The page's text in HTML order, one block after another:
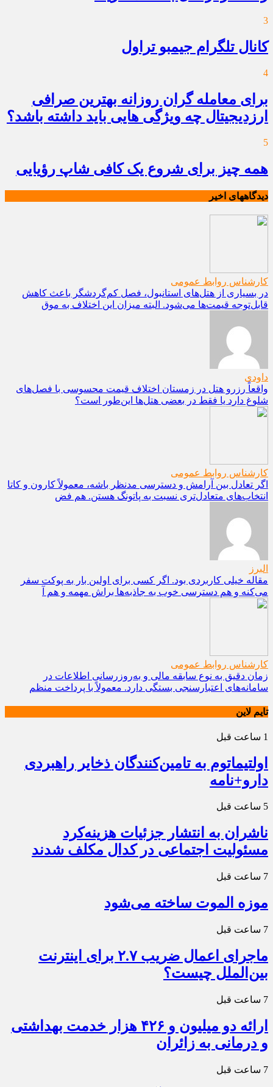
3
کانال تلگرام جیمبو تراول
4
برای معامله گران روزانه بهترین صرافی
ارزدیجیتال چه ویژگی هایی باید داشته باشد؟
5
همه چیز برای شروع یک کافی شاپ رؤیایی
دیدگاههای اخیر
کارشناس روابط عمومی
در بسیاری از هتل‌های استانبول، فصل کم‌گردشگر باعث کاهش
قابل‌توجه قیمت‌ها می‌شود. البته میزان این اختلاف به موق
داودی
واقعاً رزرو هتل در زمستان اختلاف قیمت محسوسی با فصل‌های
شلوغ دارد یا فقط در بعضی هتل‌ها این‌طور است؟
کارشناس روابط عمومی
اگر تعادل بین آرامش و دسترسی مدنظر باشه، معمولاً کارون و کاتا
انتخاب‌های متعادل‌تری نسبت به پاتونگ هستن. هم فض
البرز
مقاله خیلی کاربردی بود. اگر کسی برای اولین بار به پوکت سفر
می‌کنه و هم دسترسی خوب به جاذبه‌ها براش مهمه و هم آ
کارشناس روابط عمومی
زمان دقیق به نوع سابقه مالی و به‌روزرسانی اطلاعات در
سامانه‌های اعتبارسنجی بستگی دارد. معمولاً با پرداخت منظم
تایم لاین
1 ساعت قبل
اولتیماتوم به تامین‌کنندگان ذخایر راهبردی
دارو+نامه
5 ساعت قبل
ناشران به انتشار جزئیات هزینه‌کرد
مسئولیت اجتماعی در کدال مکلف شدند
7 ساعت قبل
موزه الموت ساخته می‌شود
7 ساعت قبل
ماجرای اعمال ضریب ۲.۷ برای اینترنت
بین‌الملل چیست؟
7 ساعت قبل
ارائه دو میلیون و ۴۲۶ هزار خدمت بهداشتی
و درمانی به زائران
7 ساعت قبل